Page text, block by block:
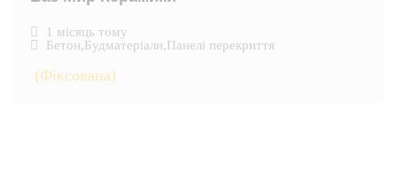
1 місяць тому
Бетон,Будматеріали,Панелі перекриття
(Фіксована)